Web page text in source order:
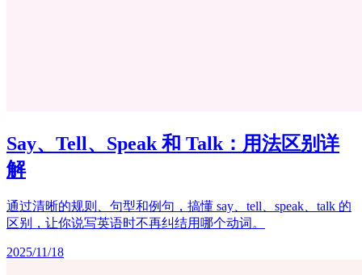
Say、Tell、Speak 和 Talk：用法区别详
解
通过清晰的规则、句型和例句，搞懂 say、tell、speak、talk 的
区别，让你说写英语时不再纠结用哪个动词。
2025/11/18